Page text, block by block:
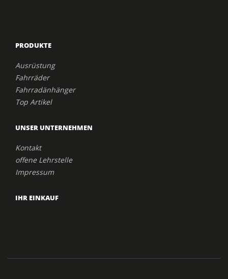
PRODUKTE
Ausrüstung
Fahrräder
Fahrradänhänger
Top Artikel
UNSER UNTERNEHMEN
Kontakt
offene Lehrstelle
Impressum
IHR EINKAUF